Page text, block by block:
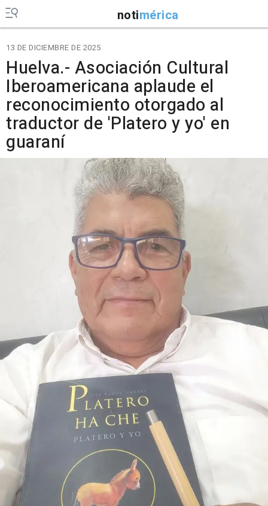
notimérica
13 DE DICIEMBRE DE 2025
Huelva.- Asociación Cultural
Iberoamericana aplaude el
reconocimiento otorgado al
traductor de 'Platero y yo' en
guaraní